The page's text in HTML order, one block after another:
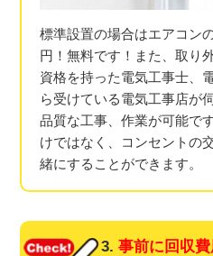
標準設置の場合はエアコン
円！無料です！また、取り
資格を持った電気工事士、
ら受けている電気工事店が
品質な工事、作業が可能で
けではなく、コンセントの
緒にすることができます。
3.事前に回収